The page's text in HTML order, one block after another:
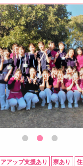
アップ支援あり 寮あり